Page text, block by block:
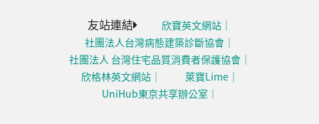
友站連結
欣寶英文網站
社團法人台灣病態建築診斷協會
社團法人 台灣住宅品質消費者保護協會
欣格林英文網站
萊寶Lime
UniHub東京共享辦公室